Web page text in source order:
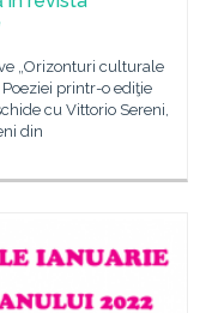
„Orizonturi culturale
printr-o ediţie
cu Vittorio Sereni,
din